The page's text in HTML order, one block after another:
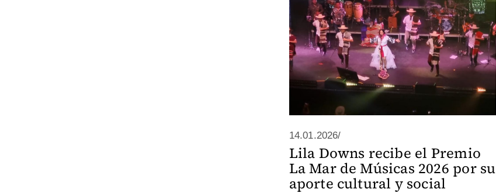
14.01.2026/
Lila Downs recibe el Premio
La Mar de Músicas 2026 por su
aporte cultural y social